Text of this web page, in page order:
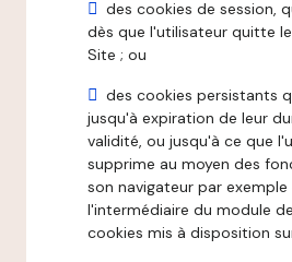
des cookies de session,
dès que l'utilisateur quitte
Site ; ou
des cookies persistants
jusqu'à expiration de leur
validité, ou jusqu'à ce que
supprime au moyen des
son navigateur par
l'intermédiaire du module
cookies mis à disposition